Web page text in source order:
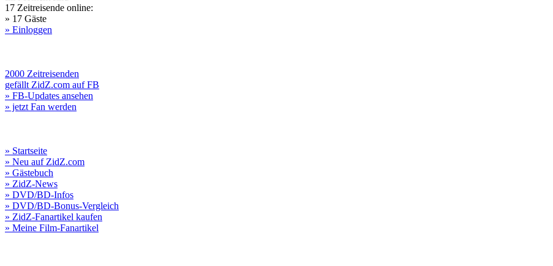
17 Zeitreisende online:
» 17 Gäste
» Einloggen
2000 Zeitreisenden
gefällt ZidZ.com auf FB
» FB-Updates ansehen
» jetzt Fan werden
» Startseite
» Neu auf ZidZ.com
» Gästebuch
» ZidZ-News
» DVD/BD-Infos
» DVD/BD-Bonus-Vergleich
» ZidZ-Fanartikel kaufen
» Meine Film-Fanartikel